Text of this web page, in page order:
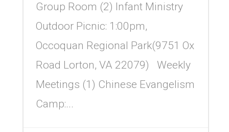
Group Room (2) Infant Ministry
Outdoor Picnic: 1:00pm,
Occoquan Regional Park(9751 Ox
Road Lorton, VA 22079) Weekly
Meetings (1) Chinese Evangelism
Camp:...